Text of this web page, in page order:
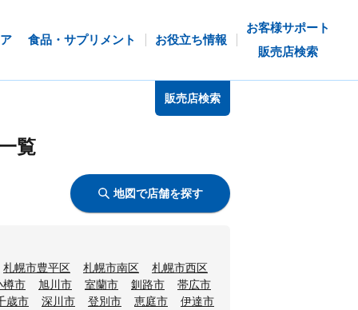
食品・サプリメント お役立ち情報
お客様サポート
販売店検索
販売店検索
覧
地図で店舗を探す
札幌市豊平区 札幌市南区
札幌市西区
樽市
旭川市 室蘭市 釧路市
帯広市
歳市
深川市 登別市 恵庭市
伊達市